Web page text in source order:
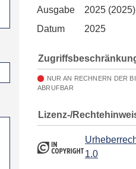
Ausgabe
2025
Datum
2025
NUR AN RECHNERN DER
ABRUFBAR
Lizenz-/
1.0